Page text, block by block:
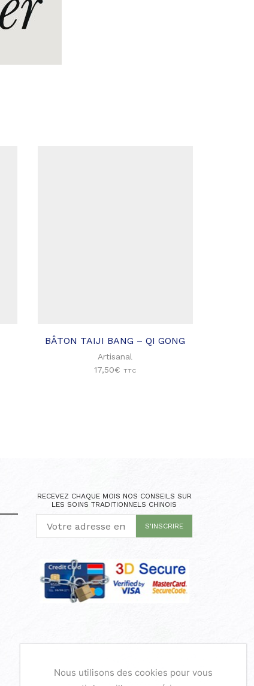
BÂTON TAIJI BANG – QI GONG
Artisanal
17,50€ TTC
RECEVEZ CHAQUE MOIS NOS CONSEILS SUR
LES SOINS TRADITIONNELS CHINOIS
Nous utilisons des cookies pour vous